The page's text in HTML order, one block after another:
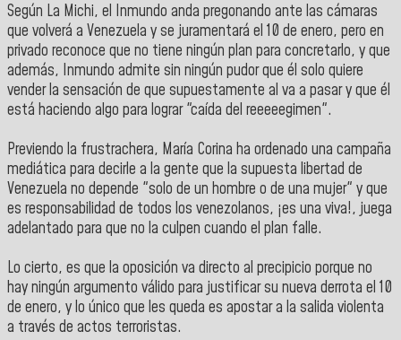
Según La Michi, el Inmundo anda pregonando ante las cámaras
que volverá a Venezuela y se juramentará el 10 de enero, pero en
privado reconoce que no tiene ningún plan para concretarlo, y que
además, Inmundo admite sin ningún pudor que él solo quiere
vender la sensación de que supuestamente al va a pasar y que él
está haciendo algo para lograr "caída del reeeeegimen".
Previendo la frustrachera, María Corina ha ordenado una campaña
mediática para decirle a la gente que la supuesta libertad de
Venezuela no depende "solo de un hombre o de una mujer" y que
es responsabilidad de todos los venezolanos, ¡es una viva!, juega
adelantado para que no la culpen cuando el plan falle.
Lo cierto, es que la oposición va directo al precipicio porque no
hay ningún argumento válido para justificar su nueva derrota el 10
de enero, y lo único que les queda es apostar a la salida violenta
a través de actos terroristas.